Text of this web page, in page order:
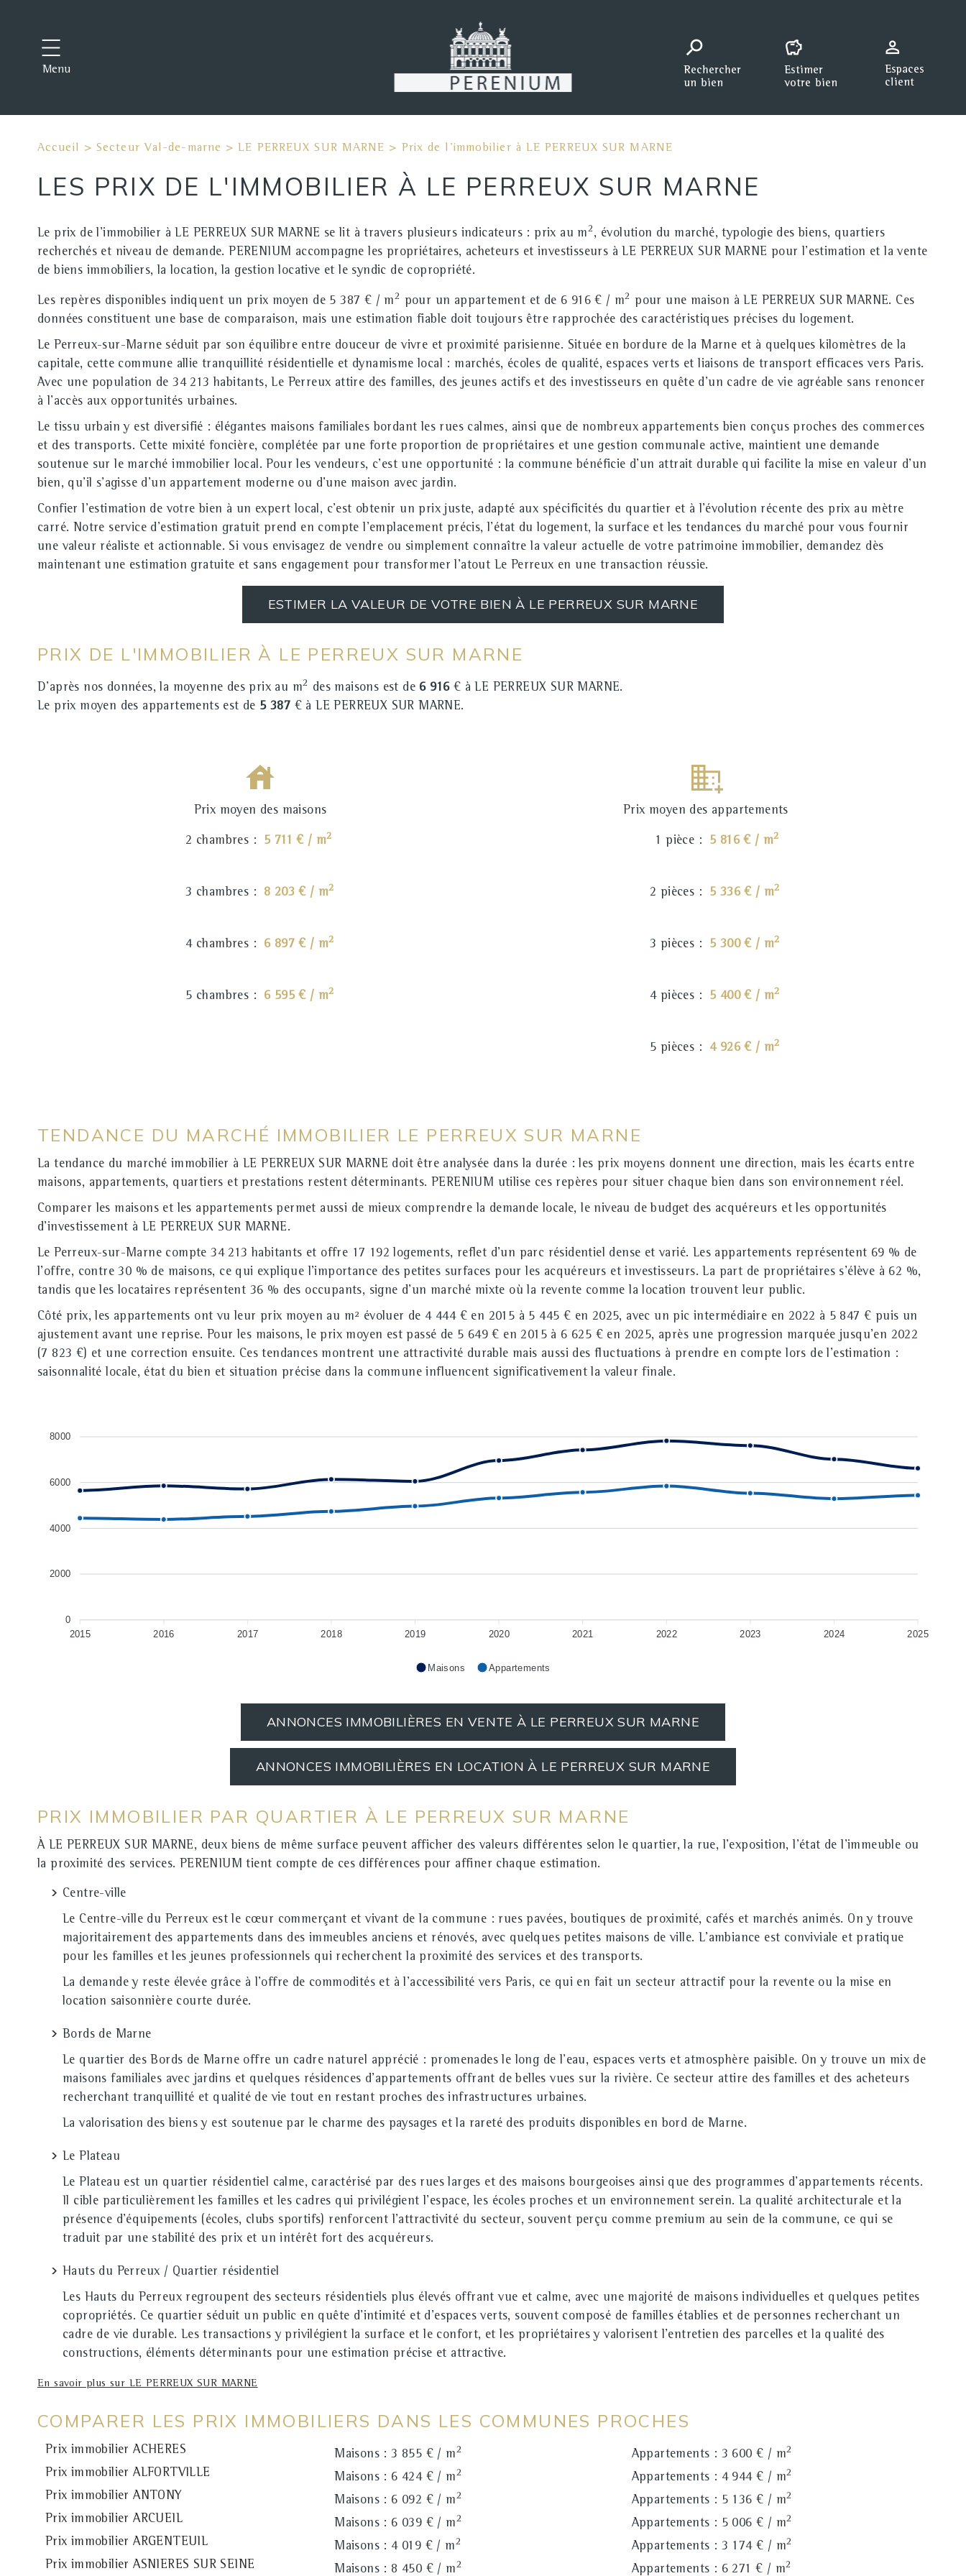
Menu
Accueil >Secteur Val-de-marne > LE PERREUX SUR MARNE > Prix de l'immobilier à LE PERREUX SUR MARNE
LES PRIX DE L'IMMOBILIER À LE PERREUX SUR MARNE
Le prix de l'immobilier à LE PERREUX SUR MARNE se lit à travers plusieurs indicateurs : prix au m2, évolution du marché, typologie des biens, quartiers
recherchés et niveau de demande. PERENIUM accompagne les propriétaires, acheteurs et investisseurs à LE PERREUX SUR MARNE pour l'estimation et la vente
de biens immobiliers, la location, la gestion locative et le syndic de copropriété.
Les repères disponibles indiquent un prix moyen de 5 387 € / m2 pour un appartement et de 6 916 € / m2 pour une maison à LE PERREUX SUR MARNE. Ces
données constituent une base de comparaison, mais une estimation fiable doit toujours être rapprochée des caractéristiques précises du logement.
Le Perreux-sur-Marne séduit par son équilibre entre douceur de vivre et proximité parisienne. Située en bordure de la Marne et à quelques kilomètres de la
capitale, cette commune allie tranquillité résidentielle et dynamisme local : marchés, écoles de qualité, espaces verts et liaisons de transport efficaces vers Paris.
Avec une population de 34 213 habitants, Le Perreux attire des familles, des jeunes actifs et des investisseurs en quête d'un cadre de vie agréable sans renoncer
à l'accès aux opportunités urbaines.
Le tissu urbain y est diversifié : élégantes maisons familiales bordant les rues calmes, ainsi que de nombreux appartements bien conçus proches des commerces
et des transports. Cette mixité foncière, complétée par une forte proportion de propriétaires et une gestion communale active, maintient une demande
soutenue sur le marché immobilier local. Pour les vendeurs, c'est une opportunité : la commune bénéficie d'un attrait durable qui facilite la mise en valeur d'un
bien, qu'il s'agisse d'un appartement moderne ou d'une maison avec jardin.
Confier l'estimation de votre bien à un expert local, c'est obtenir un prix juste, adapté aux spécificités du quartier et à l'évolution récente des prix au mètre
carré. Notre service d'estimation gratuit prend en compte l'emplacement précis, l'état du logement, la surface et les tendances du marché pour vous fournir
une valeur réaliste et actionnable. Si vous envisagez de vendre ou simplement connaître la valeur actuelle de votre patrimoine immobilier, demandez dès
maintenant une estimation gratuite et sans engagement pour transformer l'atout Le Perreux en une transaction réussie.
ESTIMER LA VALEUR DE VOTRE BIEN À LE PERREUX SUR MARNE
PRIX DE L'IMMOBILIER À LE PERREUX SUR MARNE
D'après nos données, la moyenne des prix au m2 des maisons est de 6 916€ à LE PERREUX SUR MARNE.
Le prix moyen des appartements est de 5 387 € à LE PERREUX SUR MARNE.
Prix moyen des maisons
2 chambres : 5 711 € / m2
3 chambres : 8 203 € / m2
4 chambres : 6 897 € / m2
5 chambres : 6 595 € / m2
Prix moyen des appartements
1 pièce : 5 816 € / m2
2 pièces : 5 336 € / m2
3 pièces : 5 300 € / m2
4 pièces : 5 400 € / m2
5 pièces : 4 926 € / m2
TENDANCE DU MARCHÉ IMMOBILIER LE PERREUX SUR MARNE
La tendance du marché immobilier à LE PERREUX SUR MARNE doit être analysée dans la durée : les prix moyens donnent une direction, mais les écarts entre
maisons, appartements, quartiers et prestations restent déterminants. PERENIUM utilise ces repères pour situer chaque bien dans son environnement réel.
Comparer les maisons et les appartements permet aussi de mieux comprendre la demande locale, le niveau de budget des acquéreurs et les opportunités
d'investissement à LE PERREUX SUR MARNE.
Le Perreux-sur-Marne compte 34 213 habitants et offre 17 192 logements, reflet d'un parc résidentiel dense et varié. Les appartements représentent 69 % de
l'offre, contre 30 % de maisons, ce qui explique l'importance des petites surfaces pour les acquéreurs et investisseurs. La part de propriétaires s'élève à 62 %,
tandis que les locataires représentent 36 % des occupants, signe d'un marché mixte où la revente comme la location trouvent leur public.
Côté prix, les appartements ont vu leur prix moyen au m² évoluer de 4 444 € en 2015 à 5 445 € en 2025, avec un pic intermédiaire en 2022 à 5 847 € puis un
ajustement avant une reprise. Pour les maisons, le prix moyen est passé de 5 649 € en 2015 à 6 625 € en 2025, après une progression marquée jusqu'en 2022
(7 823 €) et une correction ensuite. Ces tendances montrent une attractivité durable mais aussi des fluctuations à prendre en compte lors de l'estimation :
saisonnalité locale, état du bien et situation précise dans la commune influencent significativement la valeur finale.
8000
6000
4000
2000
0
2015
2016 2017 2018 2019 2020 2021 2022 2023 2024 2025
Maisons Appartements
ANNONCES IMMOBILIÈRES EN VENTE À LE PERREUX SUR MARNE
ANNONCES IMMOBILIÈRES EN LOCATION À LE PERREUX SUR MARNE
PRIX IMMOBILIER PAR QUARTIER À LE PERREUX SUR MARNE
À LE PERREUX SUR MARNE, deux biens de même surface peuvent afficher des valeurs différentes selon le quartier, la rue, l'exposition, l'état de l'immeuble ou
la proximité des services. PERENIUM tient compte de ces différences pour affiner chaque estimation.
Centre-ville
Le Centre-ville du Perreux est le cœur commerçant et vivant de la commune : rues pavées, boutiques de proximité, cafés et marchés animés. On y trouve
majoritairement des appartements dans des immeubles anciens et rénovés, avec quelques petites maisons de ville. L'ambiance est conviviale et pratique
pour les familles et les jeunes professionnels qui recherchent la proximité des services et des transports.
La demande y reste élevée grâce à l'offre de commodités et à l'accessibilité vers Paris, ce qui en fait un secteur attractif pour la revente ou la mise en
location saisonnière courte durée.
Bords de Marne
Le quartier des Bords de Marne offre un cadre naturel apprécié : promenades le long de l'eau, espaces verts et atmosphère paisible. On y trouve un mix de
maisons familiales avec jardins et quelques résidences d'appartements offrant de belles vues sur la rivière. Ce secteur attire des familles et des acheteurs
recherchant tranquillité et qualité de vie tout en restant proches des infrastructures urbaines.
La valorisation des biens y est soutenue par le charme des paysages et la rareté des produits disponibles en bord de Marne.
Le Plateau
Le Plateau est un quartier résidentiel calme, caractérisé par des rues larges et des maisons bourgeoises ainsi que des programmes d'appartements récents.
Il cible particulièrement les familles et les cadres qui privilégient l'espace, les écoles proches et un environnement serein. La qualité architecturale et la
présence d'équipements (écoles, clubs sportifs) renforcent l'attractivité du secteur, souvent perçu comme premium au sein de la commune, ce qui se
traduit par une stabilité des prix et un intérêt fort des acquéreurs.
Hauts du Perreux / Quartier résidentiel
Les Hauts du Perreux regroupent des secteurs résidentiels plus élevés offrant vue et calme, avec une majorité de maisons individuelles et quelques petites
copropriétés. Ce quartier séduit un public en quête d'intimité et d'espaces verts, souvent composé de familles établies et de personnes recherchant un
cadre de vie durable. Les transactions y privilégient la surface et le confort, et les propriétaires y valorisent l'entretien des parcelles et la qualité des
constructions, éléments déterminants pour une estimation précise et attractive.
En savoir plus sur LE PERREUX SUR MARNE
COMPARER LES PRIX IMMOBILIERS DANS LES COMMUNES PROCHES
Prix immobilier ACHERES Maisons : 3 855 € / m2 Appartements : 3 600 € / m2
Prix immobilier ALFORTVILLE Maisons : 6 424 € / m2 Appartements : 4 944 € / m2
Prix immobilier ANTONY Maisons : 6 092 € / m2 Appartements : 5 136 € / m2
Prix immobilier ARCUEIL Maisons : 6 039 € / m2 Appartements : 5 006 € / m2
Prix immobilier ARGENTEUIL Maisons : 4 019 € / m2 Appartements : 3 174 € / m2
Prix immobilier ASNIERES SUR SEINE Maisons : 8 450 € / m2 Appartements : 6 271 € / m2